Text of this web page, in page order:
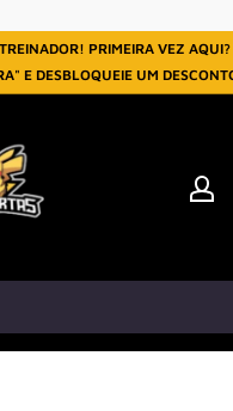
PRIMEIRA VEZ
E DESBLOQUEIE UM